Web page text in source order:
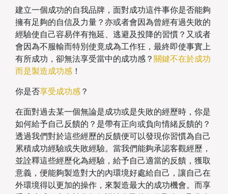
建立一個成功的自我品牌，面對成功這件事你是否能夠
擁有足夠的自信及力量？亦或者會因為曾經有過失敗的
經驗使自己容易伴有拖延、逃避及投降的習慣？又或者
會因為不服輸而特別使竟成為工作狂，最終即使事實上
有所成功，卻無法享受當中的成功感？ 關鍵不在於成功
而是製造成功感 ！
你是否享受成功感 ？
在面對過去某一個無論是成功或是失敗的經歷時，你是
如何給予自己反饋的？是帶有正向或負向情緒反饋的？
透過我們對於這些經歷的反饋便可以發現你習慣為自己
累積成功經驗或失敗經驗。當我們能夠承認客觀經歷，
並詮釋這些經歷化為經驗，給予自己適當的反饋，獲取
意義，便能夠製造對大的內環境好處給自己，讓自己在
外環境得以更加的操作，來製造最大的成功機會。而享